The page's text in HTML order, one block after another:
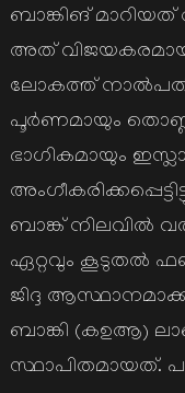
ബാങ്കിങ്
അത്
ലോകത്ത്
പൂര്‍ണമായും
ഭാഗികമായും
ബാങ്ക് നിലവില്‍
ഏറ്റവും കൂടുതല്‍
ജിദ്ദ
ബാങ്കി (കഉആ)
സ്ഥാപിതമായത്.